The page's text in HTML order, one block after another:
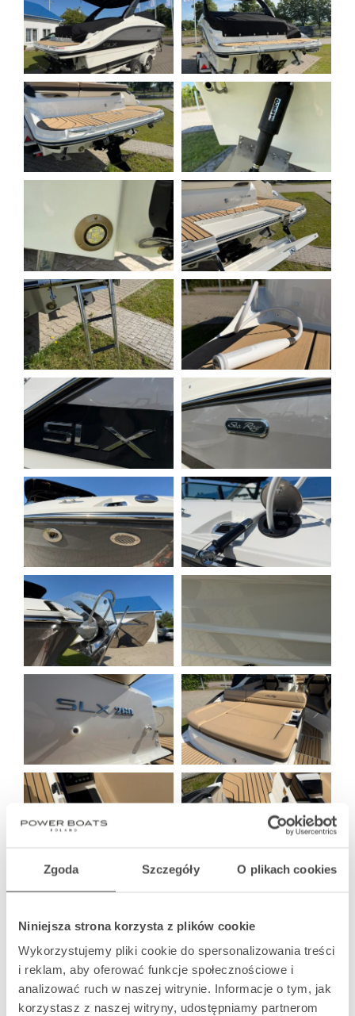
Zgoda Szczegóły O plikach cookies
Niniejsza strona korzysta z plików cookie
Wykorzystujemy pliki cookie do spersonalizowania treści
i reklam, aby oferować funkcje społecznościowe i
analizować ruch w naszej witrynie. Informacje o tym, jak
korzystasz z naszej witryny, udostępniamy partnerom